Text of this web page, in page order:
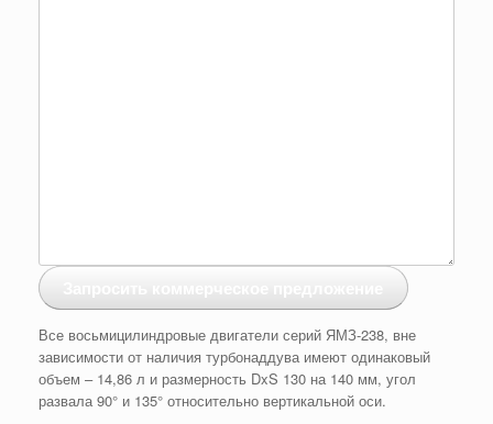
Все восьмицилиндровые двигатели серий ЯМЗ-238, вне
зависимости от наличия турбонаддува имеют одинаковый
объем – 14,86 л и размерность DxS 130 на 140 мм, угол
развала 90° и 135° относительно вертикальной оси.